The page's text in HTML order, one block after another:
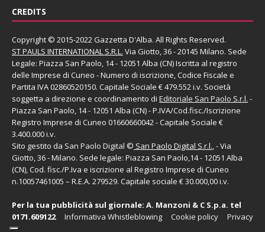
CREDITS
Copyright © 2015-2022 Gazzetta D'Alba. All Rights Reserved.
ST PAULS INTERNATIONAL S.R.L. Via Giotto, 36 - 20145 Milano. Sede
Legale: Piazza San Paolo, 14 - 12051 Alba (CN) Iscritta al registro
delle Imprese di Cuneo - Numero di iscrizione, Codice Fiscale e
Partita IVA 02860520150. Capitale Sociale € 479.552 i.v. Società
soggetta a direzione e coordinamento di Editoriale San Paolo S.r.l. -
Piazza San Paolo, 14 - 12051 Alba (CN) - P.IVA/Cod.fisc./Iscrizione
Registro Imprese di Cuneo 01660660042 - Capitale Sociale €
3.400.000 i.v.
Sito gestito da San Paolo Digital © San Paolo Digital S.r.l., - Via
Giotto, 36 - Milano. Sede legale: Piazza San Paolo,14 - 12051 Alba
(CN), Cod. fisc./P.Iva e iscrizione al Registro Imprese di Cuneo
n.10057461005 – R.E.A. 279529. Capitale sociale € 30.000,00 i.v.
Per la tua pubblicità sul giornale: A. Manzoni & C S.p.a. tel
0171.609122
Privacy
Cookie policy
Informativa Whistleblowing